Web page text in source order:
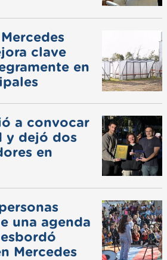
clave
en
a convocar
y dejó dos
en
una agenda
Mercedes